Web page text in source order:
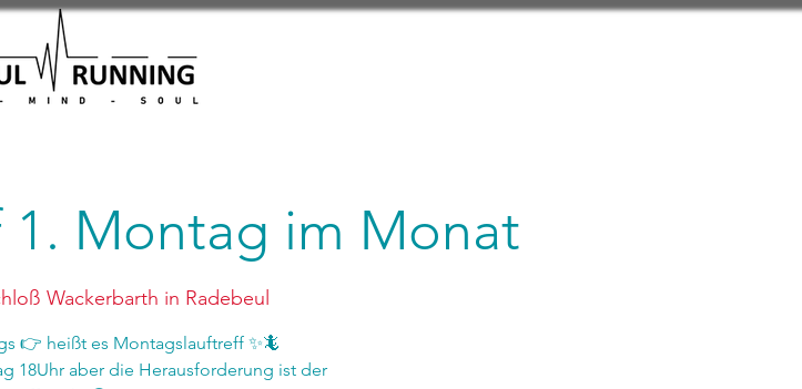
Montag im Monat
Wackerbarth in Radebeul
👉 heißt es Montagslauftreff ✨🦎
18Uhr aber die Herausforderung ist der